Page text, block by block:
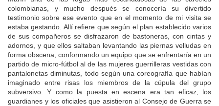
colombianas, y mucho después se conocería su divertido
testimonio sobre ese evento que en el momento de mi visita se
estaba gestando. Allí refiere que según el plan establecido varios
de sus compañeros se disfrazaron de bastoneras, con cintas y
adornos, y que ellos saltaban levantando las piernas velludas en
forma obscena, conformando un equipo que se enfrentaría en un
partido de micro-fútbol al de las mujeres guerrilleras vestidas con
pantalonetas diminutas, todo según una coreografía que habían
imaginado entre risas los miembros de la cúpula del grupo
subversivo. Y como la puesta en escena era tan eficaz, los
guardianes y los oficiales que asistieron al Consejo de Guerra se